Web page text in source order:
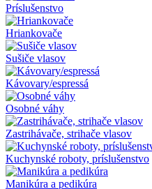
Príslušenstvo
Hriankovače
Sušiče vlasov
Kávovary/espressá
Osobné váhy
Zastrihávače, strihače vlasov
Kuchynské roboty, príslušenstvo
Manikúra a pedikúra